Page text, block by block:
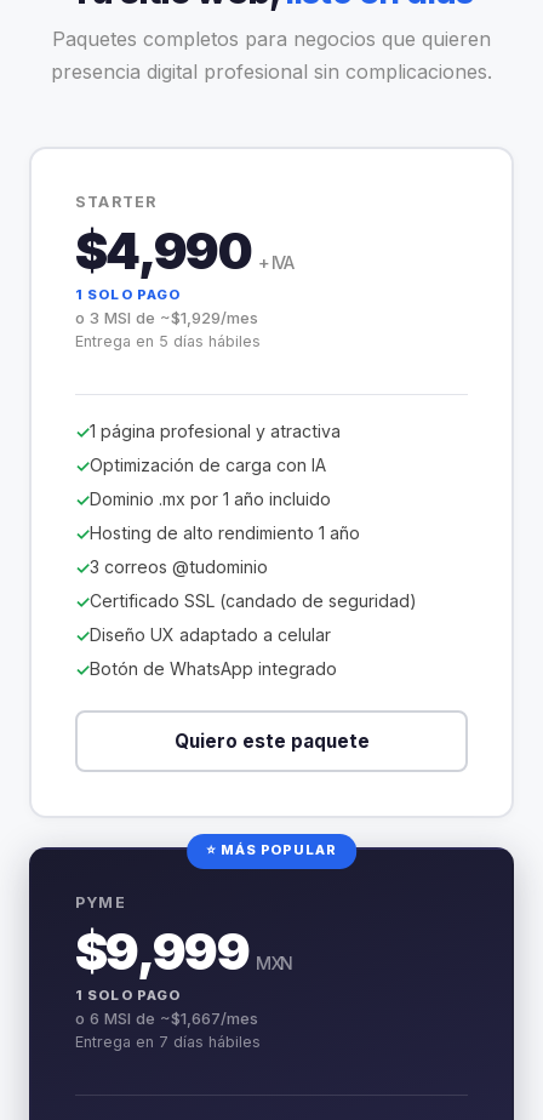
Paquetes completos para negocios que quieren
presencia digital profesional sin complicaciones.
STARTER
$4,990 + IVA
1 SOLO PAGO
o 3 MSI de ~$1,929/mes
Entrega en 5 días hábiles
1 página profesional y atractiva
Optimización de carga con IA
Dominio .mx por 1 año incluido
Hosting de alto rendimiento 1 año
3 correos @tudominio
Certificado SSL (candado de seguridad)
Diseño UX adaptado a celular
Botón de WhatsApp integrado
Quiero este paquete
⭐ MÁS POPULAR
PYME
$9,999 MXN
1 SOLO PAGO
o 6 MSI de ~$1,667/mes
Entrega en 7 días hábiles